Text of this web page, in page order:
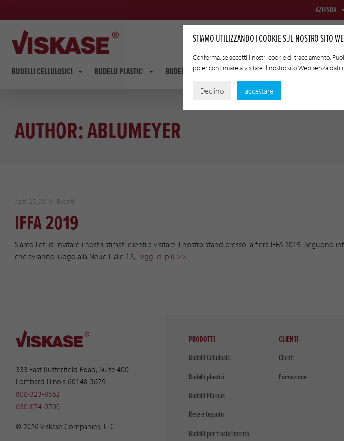
AZIENDA
BUDELLI CELLULOSICI BUDELLI PLASTICI BUDELLI FIBROUS RETE E TESSUTO BUDELLI PER
AUTHOR:ABLUMEYER
April 25, 2019 - Eventi
IFFA 2019
Siamo lieti di invitare i nostri stimati clienti a visitare il nostro stand presso la fiera IFFA 2019. Seguono
che avranno luogo alla Neue Halle 12, Leggi di più >>
333 East Butterfield Road, Suite 400
Lombard Illinois 60148-5679
800-323-8562
630-874-0700
© 2026 Viskase Companies, LLC
PRODOTTI
Budelli Cellulosici
Budelli plastici
Budelli Fibrous
Rete e tessuto
Budelli per trasferimento
CLIENTI
Clienti
Formazione
STIAMO UTILIZZANDO I COOKIE SUL NOSTRO SITO
Conferma, se accetti i nostri cookie di tracciamento.
poter continuare a visitare il nostro sito Web senza dati
Declino accettare